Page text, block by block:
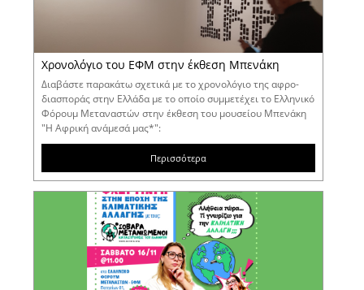
Χρονολόγιο του ΕΦΜ στην έκθεση Μπενάκη
Διαβάστε παρακάτω σχετικά με το χρονολόγιο της αφρο-
διασποράς στην Ελλάδα με το οποίο συμμετέχει το Ελληνικό
Φόρουμ Μεταναστών στην έκθεση του μουσείου Μπενάκη
"Η Αφρική ανάμεσά μας*":
Περισσότερα